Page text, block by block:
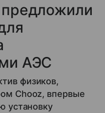
АЭС
физиков,
Chooz, впервые
установку